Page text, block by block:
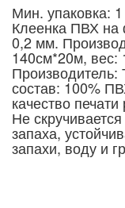
Мин. упаковка: 1
Клеенка ПВХ на
0,2 мм.
140см*20м, вес:
Производитель:
состав: 100%
качество
Не
запаха,
запахи, воду и